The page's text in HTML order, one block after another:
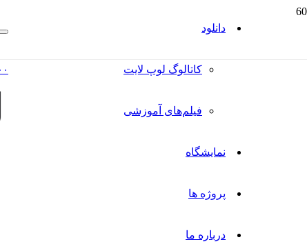
دانلود
کاتالوگ‌ لوپ لایت
فیلم‌های آموزشی
نمایشگاه
پروژه ها
درباره ما